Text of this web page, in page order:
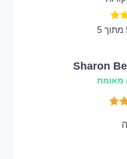
Sharon
מאומת